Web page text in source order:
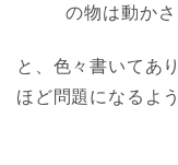
の物は動か
と、色々書いてあ
ほど問題になるよ